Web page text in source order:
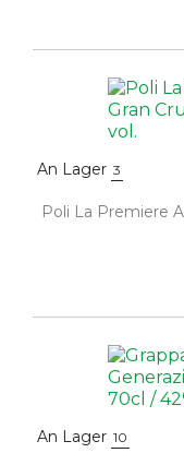
An Lager 3
Poli La Premiere
An Lager 10